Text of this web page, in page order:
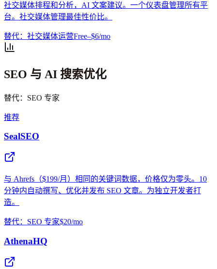
社交媒体排程和分析，AI 文案建议。一个仪表盘管理所有平
台。社交媒体管理最佳性价比。
替代：社交媒体运营Free–$6/mo
SEO 与 AI 搜索优化
替代：SEO 专家
推荐
SealSEO
与 Ahrefs（$199/月）相同的关键词数据，价格仅为零头。10
分钟内自动撰写、优化并发布 SEO 文章。为独立开发者打
造。
替代：SEO 专家$20/mo
AthenaHQ